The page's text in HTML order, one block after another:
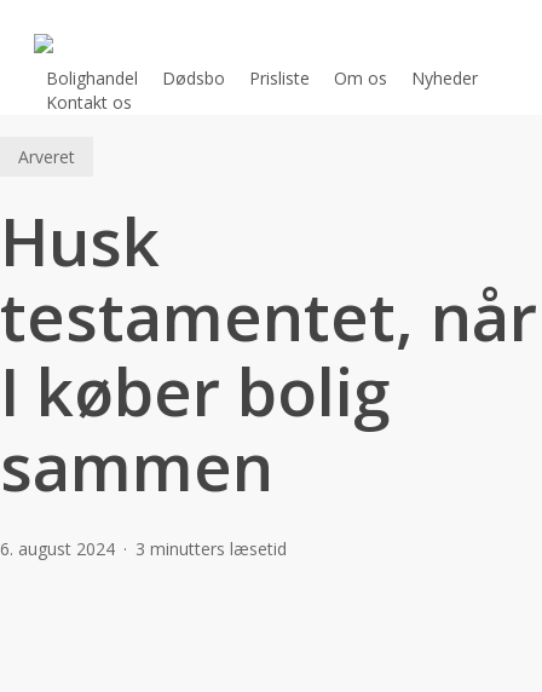
content
Bolighandel Dødsbo Prisliste Om os
Nyheder
Kontakt os
Arveret
Husk
testamentet, når
I køber bolig
sammen
6. august 2024 3 minutters læsetid
Kontoret holder lukket i perioden 9. august – 12. august.